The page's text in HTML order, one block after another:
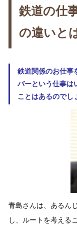
鉄道の仕
の違いと
鉄道関係のお仕事
バーという仕事は
ことはあるのでし
青島さんは、あるん
し、ルートを考える